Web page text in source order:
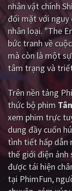
Tình cảm - Lãng
Giật gân
Bí ẩn
Viễn Tây
GameShow
QUỐC GIA
Âu - Mỹ
Hàn Quốc
Ấn Độ
nhân vật chính
đối mặt với
nhân loại. "The
bức tranh về
mà còn là một
tâm trạng và
Trên nền tảng
thức bộ phim
xem phim trực
dung đầy cuốn
tình tiết hấp dẫn
thế giới điện ảnh
được tái hiện
tại PhimFun,